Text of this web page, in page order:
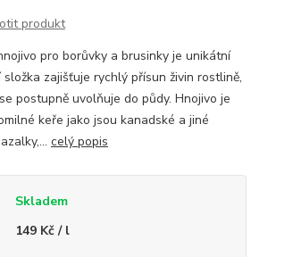
produkt
pro borůvky a brusinky je unikátní
zajišťuje rychlý přísun živin rostlině,
postupně uvolňuje do půdy. Hnojivo je
keře jako jsou kanadské a jiné
celý popis
Skladem
149 Kč / l